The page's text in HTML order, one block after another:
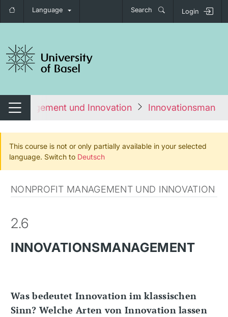
Language Search Login
navigation
Switch navigation
Management und Innovation
This course is not or only partially available in your selected
language. Switch to Deutsch
NONPROFIT MANAGEMENT UND INNOVATION
2.6
INNOVATIONSMANAGEMENT
Was bedeutet Innovation im klassischen
Sinn? Welche Arten von Innovation lassen